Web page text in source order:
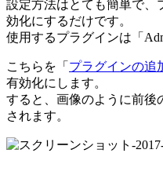
設定方法はとても簡単で、
効化にするだけです。
使用するプラグインは「
こちらを「 プラグインの追
有効化にします。
すると、画像のように前後
されます。